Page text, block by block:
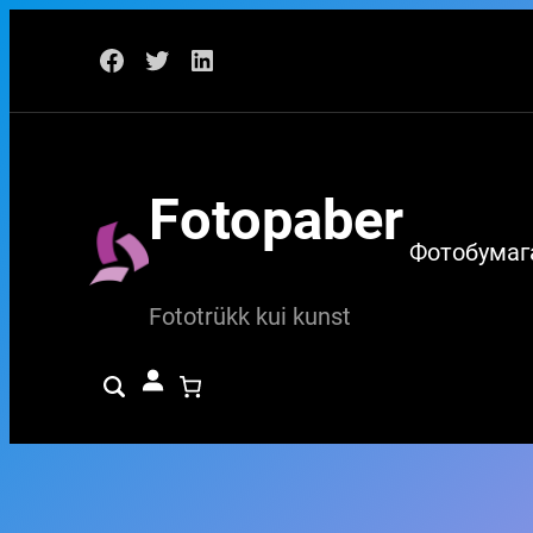
содержимому
Facebook
TwitterLinkedIn
Fotopaber
Fototrükk kui kunst